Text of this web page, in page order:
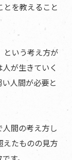
を教えること
という考え方が
が生きていく
人間が必要と
間の考え方し
えたものの見方